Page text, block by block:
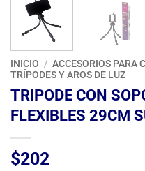
INICIO / ACCESORIOS PARA
TRÍPODES Y AROS DE LUZ
TRIPODE CON
FLEXIBLES 29CM
$202